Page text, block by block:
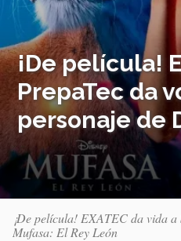
¡De película!
PrepaTec da
personaje de
¡De película! EXATEC da vida
Mufasa: El Rey León